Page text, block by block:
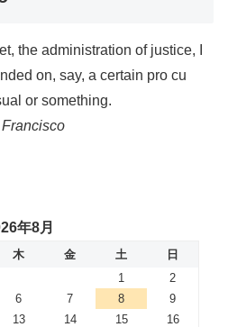
the administration of justice, I
on, say, a certain pro cu
or something.
年8月
木 金 土
日
1
2
6 7 8
9
13 14 15
16